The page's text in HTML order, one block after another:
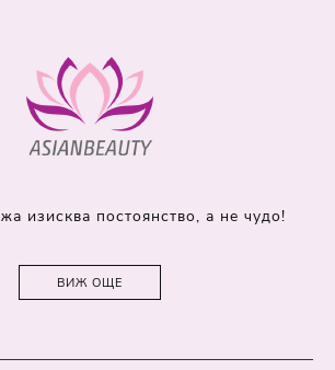
изисква постоянство, а не чудо!
ВИЖ ОЩЕ